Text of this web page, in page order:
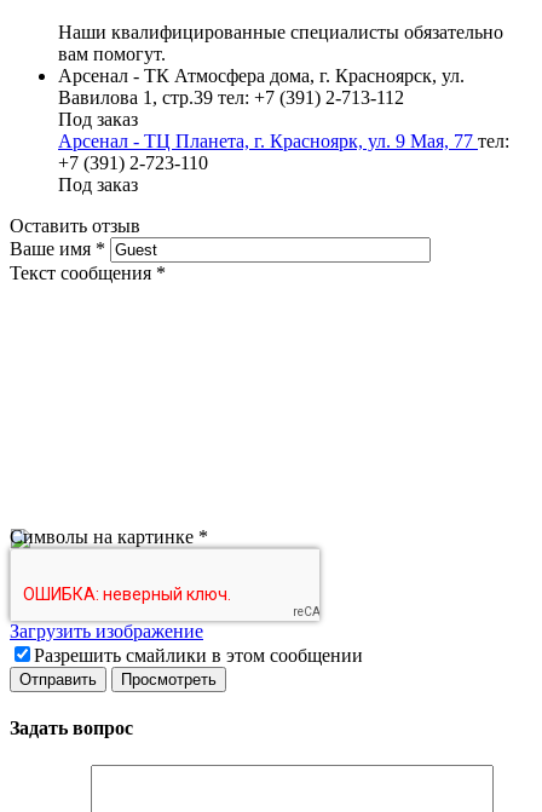
Наши квалифицированные специалисты обязательно
вам помогут.
Арсенал - ТК Атмосфера дома, г. Красноярск, ул.
Вавилова 1, стр.39 тел: +7 (391) 2-713-112
Под заказ
Арсенал - ТЦ Планета, г. Красноярк, ул. 9 Мая, 77 тел:
+7 (391) 2-723-110
Под заказ
Оставить отзыв
Ваше имя *
Текст сообщения *
Символы на картинке *
Загрузить изображение
Разрешить смайлики в этом сообщении
Задать вопрос